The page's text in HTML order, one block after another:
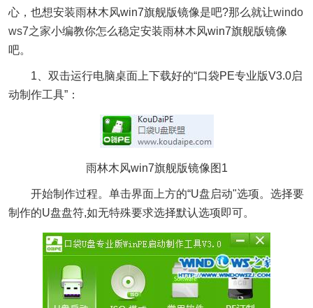
心，也想安装雨林木风win7旗舰版镜像是吧?那么就让windo
ws7之家小编教你怎么稳定安装雨林木风win7旗舰版镜像
吧。
1、双击运行电脑桌面上下载好的“口袋PE专业版V3.0启
动制作工具”：
雨林木风win7旗舰版镜像图1
开始制作过程。单击界面上方的“U盘启动"选项。选择要
制作的U盘盘符,如无特殊要求选择默认选项即可。